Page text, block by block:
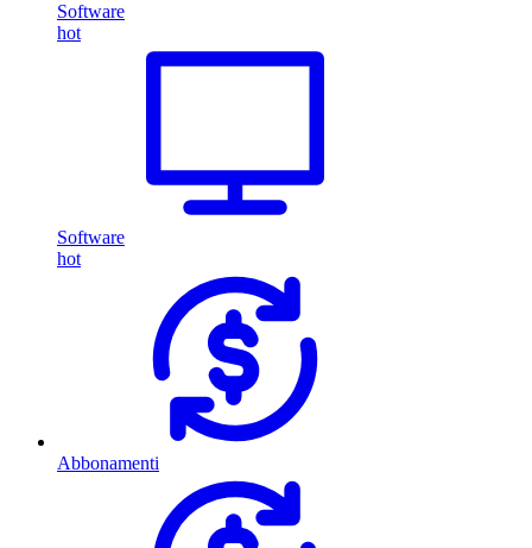
Software
hot
Software
hot
Abbonamenti